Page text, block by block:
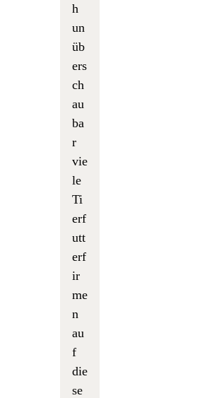
h
un
üb
ers
ch
au
ba
r
vie
le
Ti
erf
utt
erf
ir
me
n
au
f
die
se